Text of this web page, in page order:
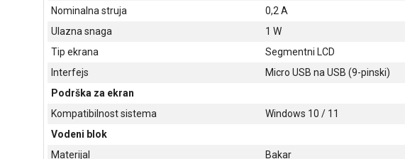
Nominalna struja
0,2 A
Ulazna snaga
1 W
Tip ekrana
Segmentni LCD
Interfejs
Micro USB na USB (9-pinski)
Podrška za ekran
Kompatibilnost sistema
Windows 10 / 11
Vodeni blok
Materijal
Bakar